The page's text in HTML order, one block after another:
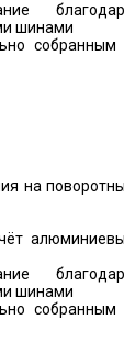
шинами
собранным
на
шинами
собранным